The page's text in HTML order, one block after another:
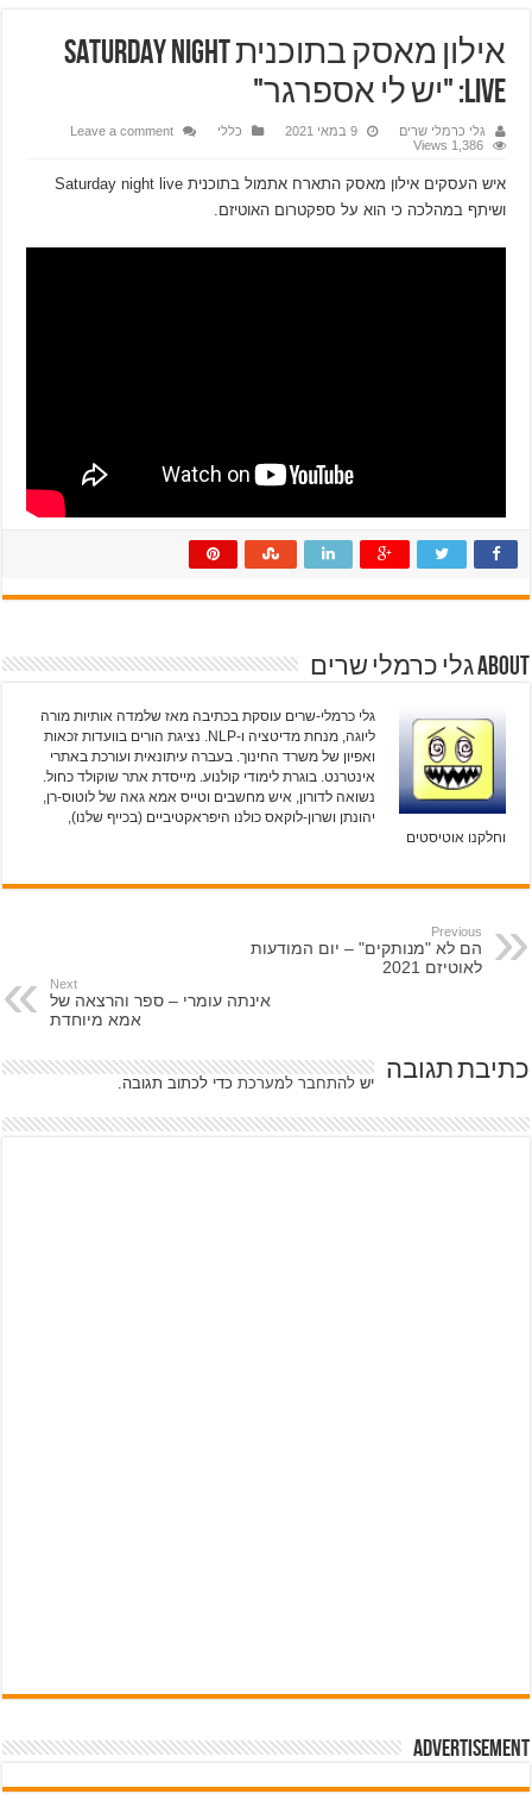
אילון מאסק בתוכנית Saturday night
live: "יש לי אספרגר"
גלי כרמלי שרים 9 במאי 2021 כללי
Leave a comment
1,386 Views
איש העסקים אילון מאסק התארח אתמול בתוכנית Saturday night live
ושיתף במהלכה כי הוא על ספקטרום האוטיזם.
About גלי כרמלי שרים
גלי כרמלי-שרים עוסקת בכתיבה מאז שלמדה אותיות מורה
ליוגה, מנחת מדיטציה ו-NLP. נציגת הורים בוועדות זכאות
ואפיון של משרד החינוך. בעברה עיתונאית ועורכת באתרי
אינטרנט. בוגרת לימודי קולנוע. מייסדת אתר שוקולד כחול.
נשואה לדורון, איש מחשבים וטייס אמא גאה של לוטוס-רן,
יהונתן ושרון-לוקאס כולנו היפראקטיביים (בכייף שלנו),
וחלקנו אוטיסטים
Previous
הם לא "מנותקים" – יום המודעות
לאוטיזם 2021
Next
אינתה עומרי – ספר והרצאה של
אמא מיוחדת
כתיבת תגובה ישלהתחבר למערכת כדי לכתוב תגובה.
Advertisement